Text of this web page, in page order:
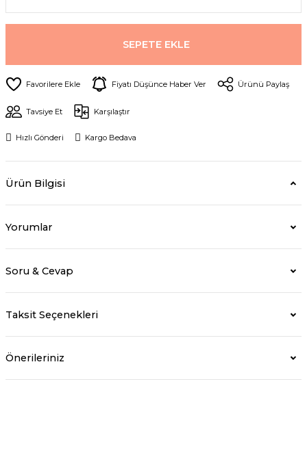
SEPETE EKLE
Fiyatı Düşünce Haber Ver Ürünü Paylaş
Tavsiye Et Karşılaştır
Hızlı Gönderi Kargo Bedava
Ürün Bilgisi
Yorumlar
Soru & Cevap
Taksit Seçenekleri
Önerileriniz